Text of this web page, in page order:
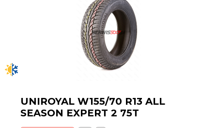
UNIROYAL W155/70 R13 ALL
SEASON EXPERT 2 75T